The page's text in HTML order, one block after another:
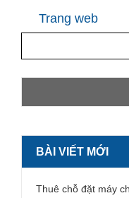
Trang web
BÀI VIẾT MỚI
Thuê chỗ đặt máy